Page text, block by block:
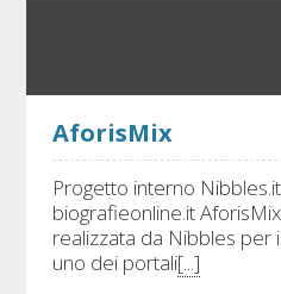
AforisMix
Progetto interno
biografieonline.it
realizzata da Nibbles per
uno dei portali[...]